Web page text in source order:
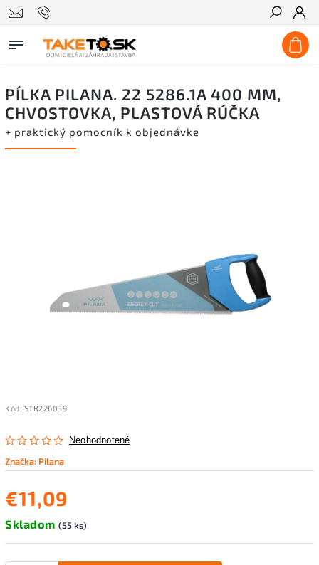
Hľadať
PÍLKA PILANA. 22 5286.1A 400 MM,
CHVOSTOVKA, PLASTOVÁ RÚČKA
+ praktický pomocník k objednávke
Kód: STR226039
Neohodnotené
Značka: Pilana
€11,09
Skladom (55 ks)